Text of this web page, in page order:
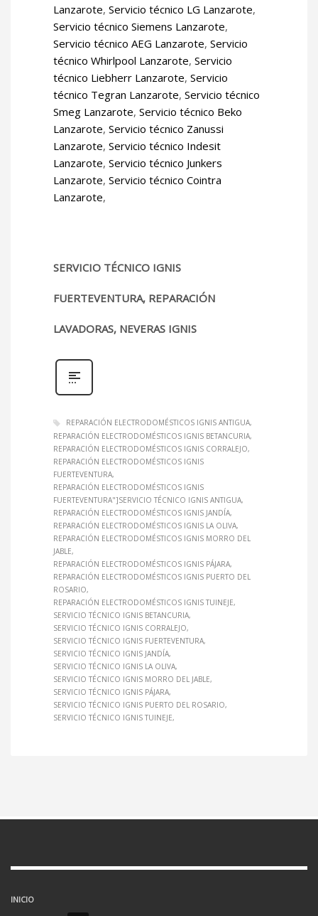
Lanzarote, Servicio técnico LG Lanzarote,
Servicio técnico Siemens Lanzarote,
Servicio técnico AEG Lanzarote, Servicio
técnico Whirlpool Lanzarote, Servicio
técnico Liebherr Lanzarote, Servicio
técnico Tegran Lanzarote, Servicio técnico
Smeg Lanzarote, Servicio técnico Beko
Lanzarote, Servicio técnico Zanussi
Lanzarote, Servicio técnico Indesit
Lanzarote, Servicio técnico Junkers
Lanzarote, Servicio técnico Cointra
Lanzarote,
SERVICIO TÉCNICO IGNIS
FUERTEVENTURA, REPARACIÓN
LAVADORAS, NEVERAS IGNIS
REPARACIÓN ELECTRODOMÉSTICOS IGNIS ANTIGUA
REPARACIÓN ELECTRODOMÉSTICOS IGNIS BETANCURIA
REPARACIÓN ELECTRODOMÉSTICOS IGNIS CORRALEJO
REPARACIÓN ELECTRODOMÉSTICOS IGNIS
FUERTEVENTURA
REPARACIÓN ELECTRODOMÉSTICOS IGNIS
FUERTEVENTURA"]SERVICIO TÉCNICO IGNIS ANTIGUA
REPARACIÓN ELECTRODOMÉSTICOS IGNIS JANDÍA
REPARACIÓN ELECTRODOMÉSTICOS IGNIS LA OLIVA
REPARACIÓN ELECTRODOMÉSTICOS IGNIS MORRO DEL
JABLE
REPARACIÓN ELECTRODOMÉSTICOS IGNIS PÁJARA
REPARACIÓN ELECTRODOMÉSTICOS IGNIS PUERTO DEL
ROSARIO
REPARACIÓN ELECTRODOMÉSTICOS IGNIS TUINEJE
SERVICIO TÉCNICO IGNIS BETANCURIA
SERVICIO TÉCNICO IGNIS CORRALEJO
SERVICIO TÉCNICO IGNIS FUERTEVENTURA
SERVICIO TÉCNICO IGNIS JANDÍA
SERVICIO TÉCNICO IGNIS LA OLIVA
SERVICIO TÉCNICO IGNIS MORRO DEL JABLE
SERVICIO TÉCNICO IGNIS PÁJARA
SERVICIO TÉCNICO IGNIS PUERTO DEL ROSARIO
SERVICIO TÉCNICO IGNIS TUINEJE
INICIO